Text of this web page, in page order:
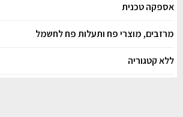
אספקה טכנית
מרזבים, מוצרי פח ותעלות פח לחשמל
ללא קטגוריה